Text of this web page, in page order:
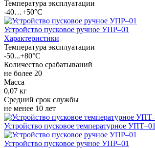
Температура эксплуатации
-40…+50°С
Устройство пусковое ручное УПР–01
Характеристики
Температура эксплуатации
-50...+80°С
Количество срабатываний
не более 20
Масса
0,07 кг
Средний срок службы
не менее 10 лет
Устройство пусковое температурное УПТ–01
Устройство пусковое ручное УПР–01